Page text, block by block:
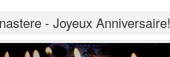
- Joyeux Anniversaire!